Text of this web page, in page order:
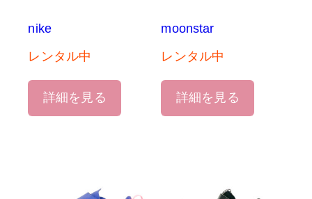
nike
レンタル中
詳細を見る
moonstar
レンタル中
詳細を見る